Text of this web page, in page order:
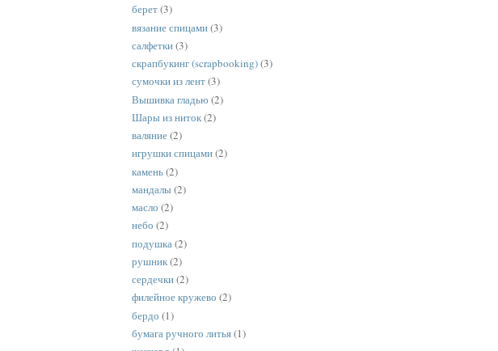
берет(3)
вязание спицами(3)
салфетки(3)
скрапбукинг (scrapbooking)(3)
сумочки из лент(3)
Вышивка гладью(2)
Шары из ниток(2)
валяние(2)
игрушки спицами(2)
камень(2)
мандалы(2)
масло (2)
небо (2)
подушка(2)
рушник(2)
сердечки(2)
филейное кружево (2)
бердо (1)
бумага ручного литья(1)